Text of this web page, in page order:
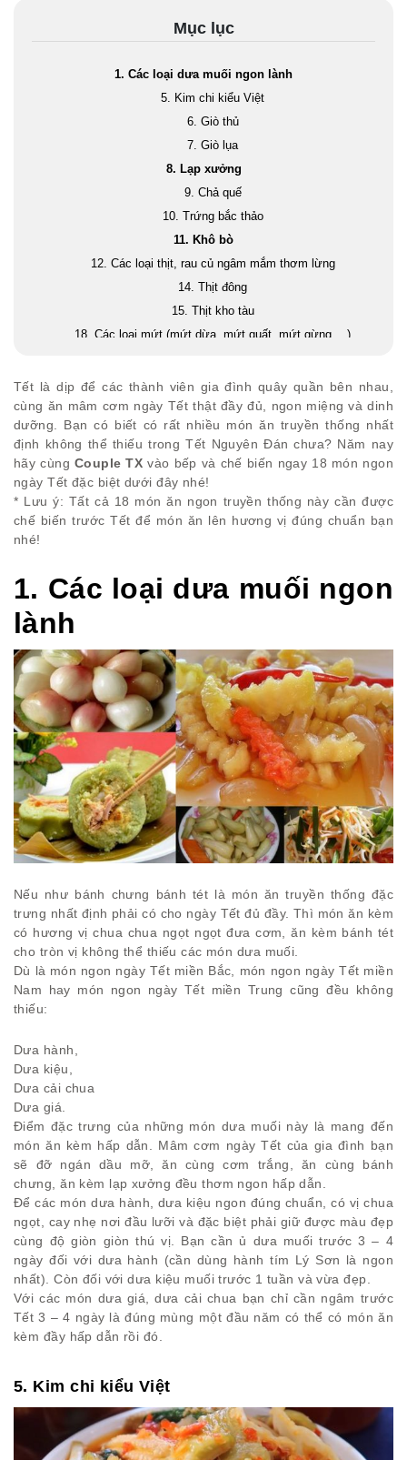
Mục lục
1. Các loại dưa muối ngon lành
5. Kim chi kiểu Việt
6. Giò thủ
7. Giò lụa
8. Lạp xưởng
9. Chả quế
10. Trứng bắc thảo
11. Khô bò
12. Các loại thịt, rau củ ngâm mắm thơm lừng
14. Thịt đông
15. Thịt kho tàu
18. Các loại mứt (mứt dừa, mứt quất, mứt gừng,…)
Tết là dịp để các thành viên gia đình quây quần bên nhau,
cùng ăn mâm cơm ngày Tết thật đầy đủ, ngon miệng và dinh
dưỡng. Bạn có biết có rất nhiều món ăn truyền thống nhất
định không thể thiếu trong Tết Nguyên Đán chưa? Năm nay
hãy cùng Couple TXvào bếp và chế biến ngay 18 món ngon
ngày Tết đặc biệt dưới đây nhé!
* Lưu ý: Tất cả 18 món ăn ngon truyền thống này cần được
chế biến trước Tết để món ăn lên hương vị đúng chuẩn bạn
nhé!
1. Các loại dưa muối ngon
lành
Nếu như bánh chưng bánh tét là món ăn truyền thống đặc
trưng nhất định phải có cho ngày Tết đủ đầy. Thì món ăn kèm
có hương vị chua chua ngọt ngọt đưa cơm, ăn kèm bánh tét
cho tròn vị không thể thiếu các món dưa muối.
Dù là món ngon ngày Tết miền Bắc, món ngon ngày Tết miền
Nam hay món ngon ngày Tết miền Trung cũng đều không
thiếu:
Dưa hành,
Dưa kiệu,
Dưa cải chua
Dưa giá.
Điểm đặc trưng của những món dưa muối này là mang đến
món ăn kèm hấp dẫn. Mâm cơm ngày Tết của gia đình bạn
sẽ đỡ ngán dầu mỡ, ăn cùng cơm trắng, ăn cùng bánh
chưng, ăn kèm lạp xưởng đều thơm ngon hấp dẫn.
Để các món dưa hành, dưa kiệu ngon đúng chuẩn, có vị chua
ngọt, cay nhẹ nơi đầu lưỡi và đặc biệt phải giữ được màu đẹp
cùng độ giòn giòn thú vị. Bạn cần ủ dưa muối trước 3 – 4
ngày đối với dưa hành (cần dùng hành tím Lý Sơn là ngon
nhất). Còn đối với dưa kiệu muối trước 1 tuần và vừa đẹp.
Với các món dưa giá, dưa cải chua bạn chỉ cần ngâm trước
Tết 3 – 4 ngày là đúng mùng một đầu năm có thể có món ăn
kèm đầy hấp dẫn rồi đó.
5. Kim chi kiểu Việt